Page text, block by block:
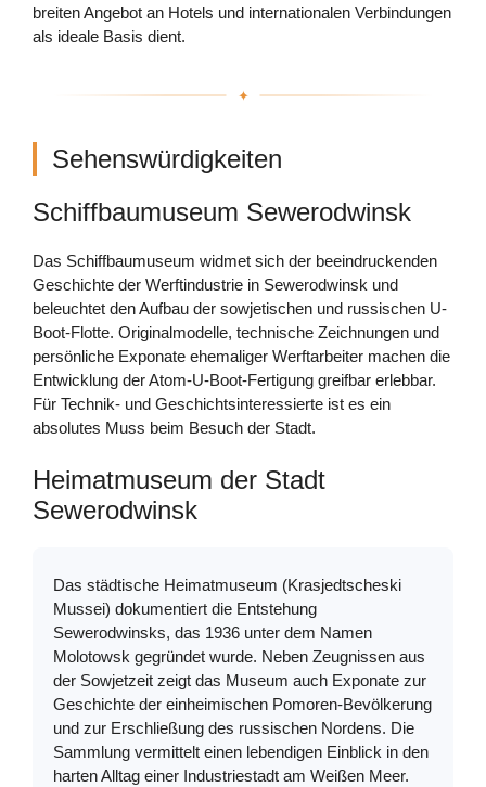
breiten Angebot an Hotels und internationalen Verbindungen
als ideale Basis dient.
Sehenswürdigkeiten
Schiffbaumuseum Sewerodwinsk
Das Schiffbaumuseum widmet sich der beeindruckenden
Geschichte der Werftindustrie in Sewerodwinsk und
beleuchtet den Aufbau der sowjetischen und russischen U-
Boot-Flotte. Originalmodelle, technische Zeichnungen und
persönliche Exponate ehemaliger Werftarbeiter machen die
Entwicklung der Atom-U-Boot-Fertigung greifbar erlebbar.
Für Technik- und Geschichtsinteressierte ist es ein
absolutes Muss beim Besuch der Stadt.
Heimatmuseum der Stadt
Sewerodwinsk
Das städtische Heimatmuseum (Krasjedtscheski
Mussei) dokumentiert die Entstehung
Sewerodwinsks, das 1936 unter dem Namen
Molotowsk gegründet wurde. Neben Zeugnissen aus
der Sowjetzeit zeigt das Museum auch Exponate zur
Geschichte der einheimischen Pomoren-Bevölkerung
und zur Erschließung des russischen Nordens. Die
Sammlung vermittelt einen lebendigen Einblick in den
harten Alltag einer Industriestadt am Weißen Meer.